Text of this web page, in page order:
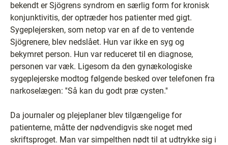
bekendt er Sjögrens syndrom en særlig form for kronisk
konjunktivitis, der optræder hos patienter med gigt.
Sygeplejersken, som netop var en af de to ventende
Sjögrenere, blev nedslået. Hun var ikke en syg og
bekymret person. Hun var reduceret til en diagnose,
personen var væk. Ligesom da den gynækologiske
sygeplejerske modtog følgende besked over telefonen fra
narkoselægen: ''Så kan du godt præ cysten.''
Da journaler og plejeplaner blev tilgængelige for
patienterne, måtte der nødvendigvis ske noget med
skriftsproget. Man var simpelthen nødt til at udtrykke sig i